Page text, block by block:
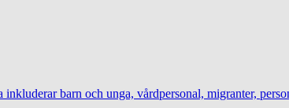
barn och unga, vårdpersonal, migranter,